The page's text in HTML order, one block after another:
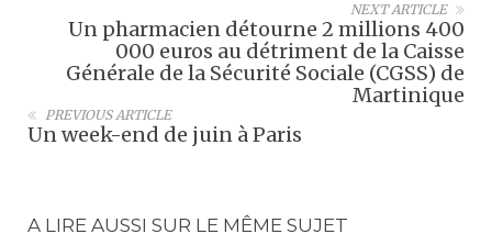
NEXT ARTICLE
Un pharmacien détourne 2 millions 400
000 euros au détriment de la Caisse
Générale de la Sécurité Sociale (CGSS) de
Martinique
PREVIOUS ARTICLE
Un week-end de juin à Paris
A LIRE AUSSI SUR LE MÊME SUJET